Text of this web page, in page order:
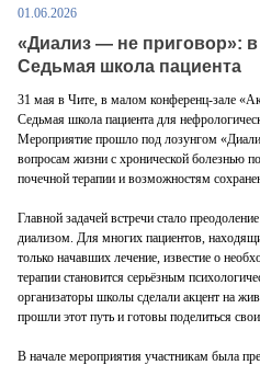
01.06.2026
«Диализ — не приговор»: в
Седьмая школа пациента
31 мая в Чите, в малом конференц-зале
Седьмая школа пациента для
Мероприятие прошло под лозунгом
вопросам жизни с хронической болезнью
почечной терапии и возможностям
Главной задачей встречи стало
диализом. Для многих пациентов,
только начавших лечение, известие о
терапии становится серьёзным
организаторы школы сделали акцент на
прошли этот путь и готовы поделиться
В начале мероприятия участникам была